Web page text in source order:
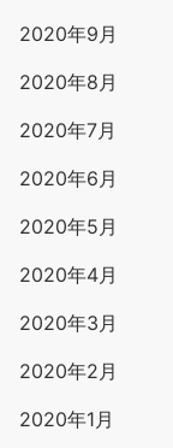
2020年9月
2020年8月
2020年7月
2020年6月
2020年5月
2020年4月
2020年3月
2020年2月
2020年1月